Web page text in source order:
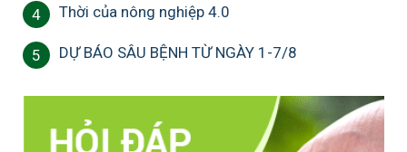
4 Thời của nông nghiệp 4.0
5 DỰ BÁO SÂU BỆNH TỪ NGÀY 1-7/8